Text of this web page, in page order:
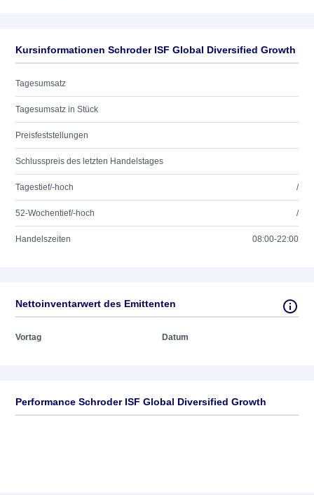
Kursinformationen Schroder ISF Global Diversified Growth
Tagesumsatz
Tagesumsatz in Stück
Preisfeststellungen
Schlusspreis des letzten Handelstages
Tagestief/-hoch /
52-Wochentief/-hoch /
Handelszeiten 08:00-22:00
Nettoinventarwert des Emittenten
Vortag Datum
Performance Schroder ISF Global Diversified Growth